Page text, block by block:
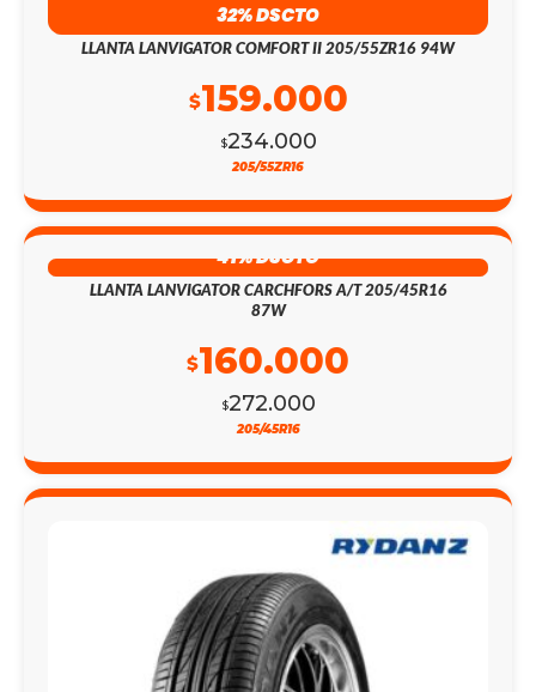
32% DSCTO
LLANTA LANVIGATOR COMFORT II 205/55ZR16 94W
$234.000
$159.000
205/55ZR16
41% DSCTO
LLANTA LANVIGATOR CARCHFORS A/T 205/45R16
87W
$272.000
$160.000
205/45R16